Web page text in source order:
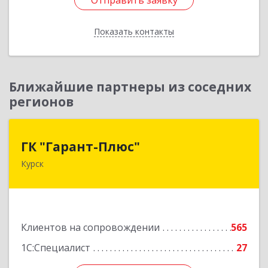
Показать контакты
Назад
Ближайшие партнеры из соседних
регионов
ГК "Гарант-Плюс"
Курск
Клиентов на сопровождении
565
1С:Специалист
27
305035, Курская обл, Курск г, Овечкина ул, дом